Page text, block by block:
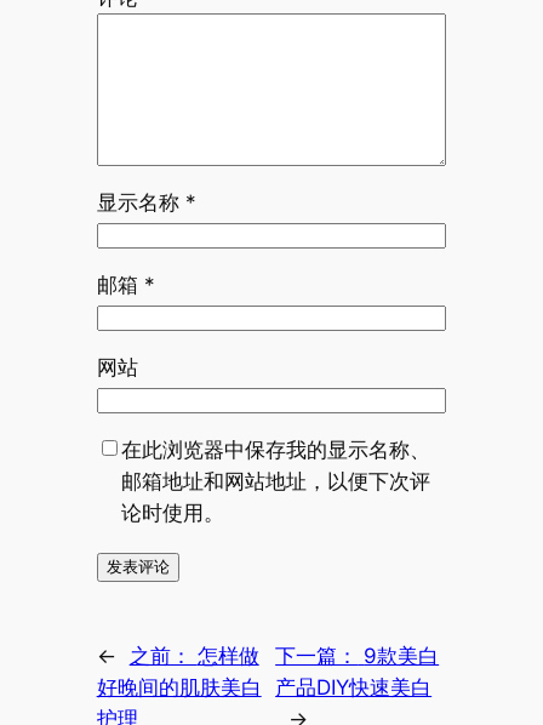
显示名称 *
邮箱 *
网站
在此浏览器中保存我的显示名称、
邮箱地址和网站地址，以便下次评
论时使用。
← 之前： 怎样做
好晚间的肌肤美白
护理
下一篇：
9款美白
产品DIY快速美白
→